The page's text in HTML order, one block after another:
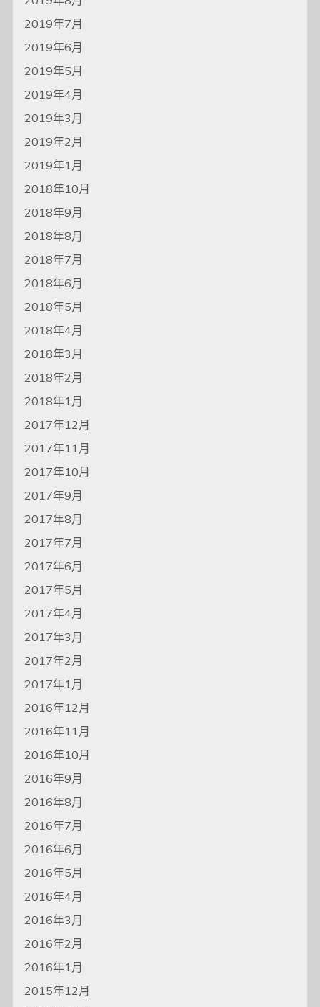
2019年7月
2019年6月
2019年5月
2019年4月
2019年3月
2019年2月
2019年1月
2018年10月
2018年9月
2018年8月
2018年7月
2018年6月
2018年5月
2018年4月
2018年3月
2018年2月
2018年1月
2017年12月
2017年11月
2017年10月
2017年9月
2017年8月
2017年7月
2017年6月
2017年5月
2017年4月
2017年3月
2017年2月
2017年1月
2016年12月
2016年11月
2016年10月
2016年9月
2016年8月
2016年7月
2016年6月
2016年5月
2016年4月
2016年3月
2016年2月
2016年1月
2015年12月